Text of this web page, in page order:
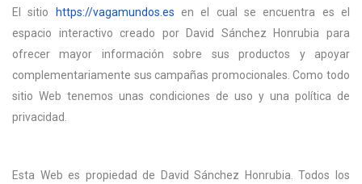
El sitio https://vagamundos.es en el cual se encuentra es el
espacio interactivo creado por David Sánchez Honrubia para
ofrecer mayor información sobre sus productos y apoyar
complementariamente sus campañas promocionales. Como todo
sitio Web tenemos unas condiciones de uso y una política de
privacidad.
Esta Web es propiedad de David Sánchez Honrubia. Todos los